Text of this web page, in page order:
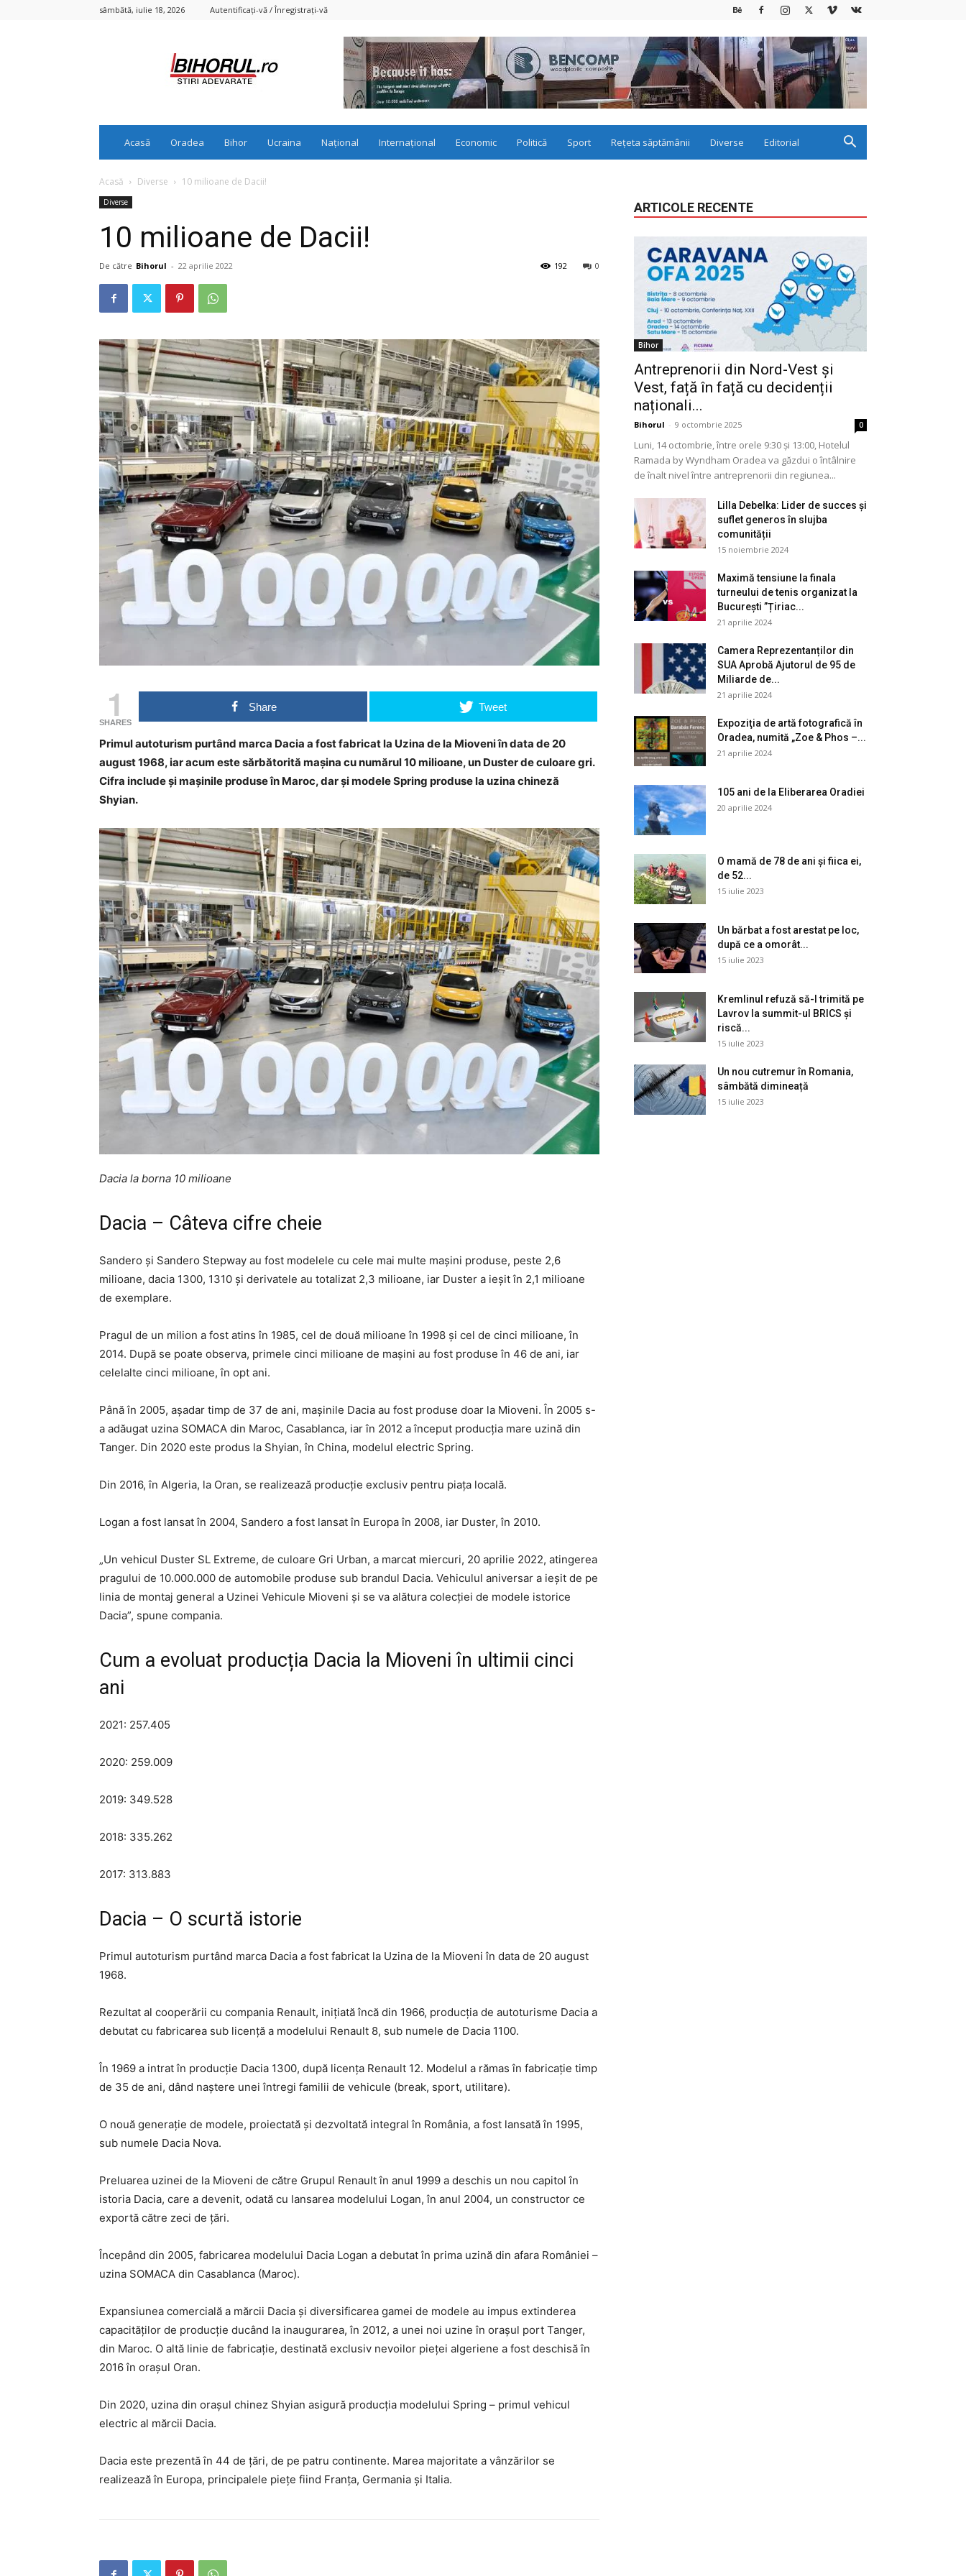
sâmbătă, iulie 18, 2026 Autentificați-vă / Înregistrați-vă
Acasă Oradea Bihor Ucraina Național Internațional Economic Politică Sport Rețeta săptămânii Diverse Editorial
Acasă Diverse 10 milioane de Dacii!
Diverse
10 milioane de Dacii!
De către Bihorul - 22 aprilie 2022 0
192
1
SHARES
Share Tweet
Primul autoturism purtând marca Dacia a fost fabricat la Uzina de la Mioveni în data de 20
august 1968, iar acum este sărbătorită mașina cu numărul 10 milioane, un Duster de culoare gri.
Cifra include și mașinile produse în Maroc, dar și modele Spring produse la uzina chineză
Shyian.
Dacia la borna 10 milioane
Dacia – Câteva cifre cheie
Sandero și Sandero Stepway au fost modelele cu cele mai multe mașini produse, peste 2,6
milioane, dacia 1300, 1310 și derivatele au totalizat 2,3 milioane, iar Duster a ieșit în 2,1 milioane
de exemplare.
Pragul de un milion a fost atins în 1985, cel de două milioane în 1998 și cel de cinci milioane, în
2014. După se poate observa, primele cinci milioane de mașini au fost produse în 46 de ani, iar
celelalte cinci milioane, în opt ani.
Până în 2005, așadar timp de 37 de ani, mașinile Dacia au fost produse doar la Mioveni. În 2005 s-
a adăugat uzina SOMACA din Maroc, Casablanca, iar în 2012 a început producția mare uzină din
Tanger. Din 2020 este produs la Shyian, în China, modelul electric Spring.
Din 2016, în Algeria, la Oran, se realizează producție exclusiv pentru piața locală.
Logan a fost lansat în 2004, Sandero a fost lansat în Europa în 2008, iar Duster, în 2010.
„Un vehicul Duster SL Extreme, de culoare Gri Urban, a marcat miercuri, 20 aprilie 2022, atingerea
pragului de 10.000.000 de automobile produse sub brandul Dacia. Vehiculul aniversar a ieșit de pe
linia de montaj general a Uzinei Vehicule Mioveni şi se va alătura colecției de modele istorice
Dacia”, spune compania.
Cum a evoluat producția Dacia la Mioveni în ultimii cinci
ani
2021: 257.405
2020: 259.009
2019: 349.528
2018: 335.262
2017: 313.883
Dacia – O scurtă istorie
Primul autoturism purtând marca Dacia a fost fabricat la Uzina de la Mioveni în data de 20 august
1968.
Rezultat al cooperării cu compania Renault, inițiată încă din 1966, producția de autoturisme Dacia a
debutat cu fabricarea sub licență a modelului Renault 8, sub numele de Dacia 1100.
În 1969 a intrat în producţie Dacia 1300, după licența Renault 12. Modelul a rămas în fabricaţie timp
de 35 de ani, dând naștere unei întregi familii de vehicule (break, sport, utilitare).
O nouă generație de modele, proiectată şi dezvoltată integral în România, a fost lansată în 1995,
sub numele Dacia Nova.
Preluarea uzinei de la Mioveni de către Grupul Renault în anul 1999 a deschis un nou capitol în
istoria Dacia, care a devenit, odată cu lansarea modelului Logan, în anul 2004, un constructor ce
exportă către zeci de țări.
Începând din 2005, fabricarea modelului Dacia Logan a debutat în prima uzină din afara României –
uzina SOMACA din Casablanca (Maroc).
Expansiunea comercială a mărcii Dacia şi diversificarea gamei de modele au impus extinderea
capacităților de producţie ducând la inaugurarea, în 2012, a unei noi uzine în orașul port Tanger,
din Maroc. O altă linie de fabricaţie, destinată exclusiv nevoilor pieței algeriene a fost deschisă în
2016 în orașul Oran.
Din 2020, uzina din orașul chinez Shyian asigură producția modelului Spring – primul vehicul
electric al mărcii Dacia.
Dacia este prezentă în 44 de țări, de pe patru continente. Marea majoritate a vânzărilor se
realizează în Europa, principalele pieţe fiind Franţa, Germania şi Italia.
ARTICOLE RECENTE
Bihor
Antreprenorii din Nord-Vest și
Vest, față în față cu decidenții
naționali...
Bihorul - 9 octombrie 2025 0
Luni, 14 octombrie, între orele 9:30 și 13:00, Hotelul
Ramada by Wyndham Oradea va găzdui o întâlnire
de înalt nivel între antreprenorii din regiunea...
Lilla Debelka: Lider de succes și
suflet generos în slujba
comunității
15 noiembrie 2024
Maximă tensiune la finala
turneului de tenis organizat la
București ”Țiriac...
21 aprilie 2024
Camera Reprezentanților din
SUA Aprobă Ajutorul de 95 de
Miliarde de...
21 aprilie 2024
Expoziţia de artă fotografică în
Oradea, numită „Zoe & Phos –...
21 aprilie 2024
105 ani de la Eliberarea Oradiei
20 aprilie 2024
O mamă de 78 de ani și fiica ei,
de 52...
15 iulie 2023
Un bărbat a fost arestat pe loc,
după ce a omorât...
15 iulie 2023
Kremlinul refuză să-l trimită pe
Lavrov la summit-ul BRICS și
riscă...
15 iulie 2023
Un nou cutremur în Romania,
sâmbătă dimineață
15 iulie 2023